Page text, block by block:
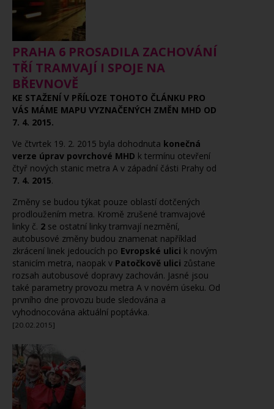
PRAHA 6 PROSADILA ZACHOVÁNÍ
TŘÍ TRAMVAJÍ I SPOJE NA
BŘEVNOVĚ
KE STAŽENÍ V PŘÍLOZE TOHOTO ČLÁNKU PRO
VÁS MÁME MAPU VYZNAČENÝCH ZMĚN MHD OD
7. 4. 2015.
Ve čtvrtek 19. 2. 2015 byla dohodnuta konečná
verze úprav povrchové MHD k termínu otevření
čtyř nových stanic metra A v západní části Prahy od
7. 4. 2015.
Změny se budou týkat pouze oblastí dotčených
prodloužením metra. Kromě zrušené tramvajové
linky č. 2 se ostatní linky tramvají nezmění,
autobusové změny budou znamenat například
zkrácení linek jedoucích po Evropské ulici k novým
stanicím metra, naopak v Patočkově ulici zůstane
rozsah autobusové dopravy zachován. Jasné jsou
také parametry provozu metra A v novém úseku. Od
prvního dne provozu bude sledována a
vyhodnocována aktuální poptávka.
[20.02.2015]